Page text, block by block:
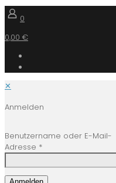
0
0,00 €
✕
Anmelden
Benutzername oder E-Mail-
Adresse *